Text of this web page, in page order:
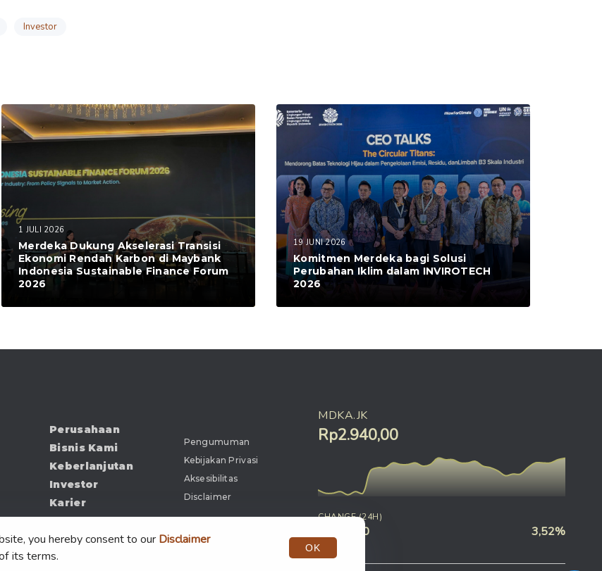
Investor
1 JULI 2026
Merdeka Dukung Akselerasi Transisi
Ekonomi Rendah Karbon di Maybank
Indonesia Sustainable Finance Forum
2026
19 JUNI 2026
Komitmen Merdeka bagi Solusi
Perubahan Iklim dalam INVIROTECH
2026
Perusahaan
Bisnis Kami
Keberlanjutan
Investor
Karier
Kabar
Dokumen
Pengumuman
Kebijakan Privasi
Aksesibilitas
Disclaimer
MDKA.JK
Rp2.940,00
CHANGE (24H)
Rp100,00 3,52%
you hereby consent to our Disclaimer
its terms.
OK